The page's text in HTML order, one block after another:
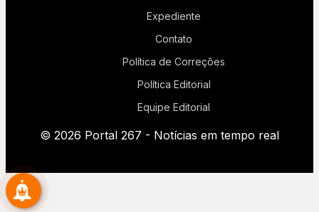
Expediente
Contato
Política de Correções
Política Editorial
Equipe Editorial
© 2026 Portal 267 - Notícias em tempo real